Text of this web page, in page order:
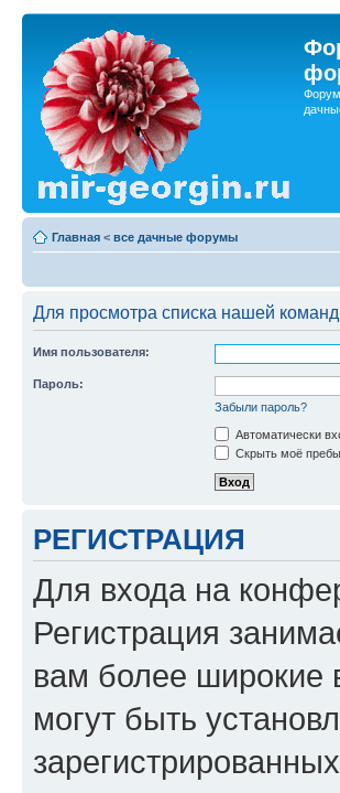
Форум
Главная < все дачные форумы
Для просмотра списка нашей
Имя пользователя:
Пароль:
Забыли пароль?
Автоматически
Скрыть моё
РЕГИСТРАЦИЯ
Для входа на
Регистрация
вам более широкие
могут быть